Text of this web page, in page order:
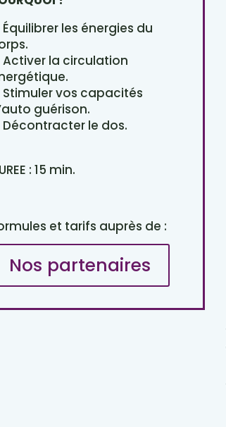
les énergies du
Activer la circulation
Stimuler vos capacités
guérison.
Décontracter le dos.
: 15 min.
et tarifs auprès de :
Nos partenaires